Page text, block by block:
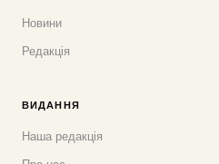
Новини
Редакція
ВИДАННЯ
Наша редакція